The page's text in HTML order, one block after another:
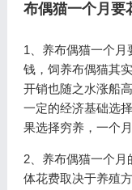
布偶猫一个月要
1、养布偶猫一个月
钱，饲养布偶猫其
开销也随之水涨船
一定的经济基础选
果选择穷养，一个
2、养布偶猫一个月
体花费取决于养殖